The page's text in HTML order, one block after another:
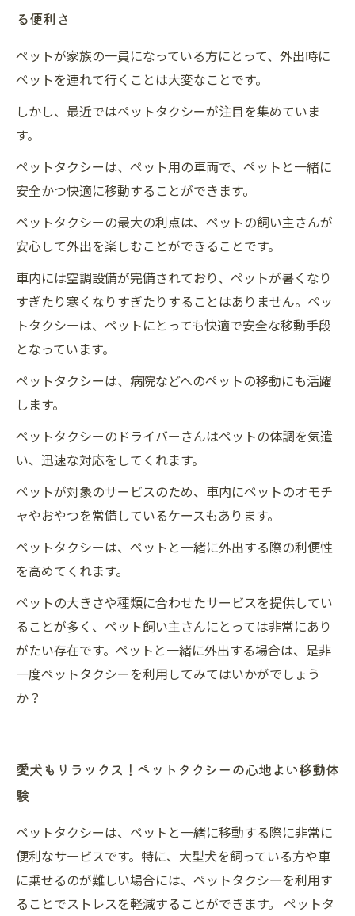
る便利さ
ペットが家族の一員になっている方にとって、外出時に
ペットを連れて行くことは大変なことです。
しかし、最近ではペットタクシーが注目を集めていま
す。
ペットタクシーは、ペット用の車両で、ペットと一緒に
安全かつ快適に移動することができます。
ペットタクシーの最大の利点は、ペットの飼い主さんが
安心して外出を楽しむことができることです。
車内には空調設備が完備されており、ペットが暑くなり
すぎたり寒くなりすぎたりすることはありません。ペッ
トタクシーは、ペットにとっても快適で安全な移動手段
となっています。
ペットタクシーは、病院などへのペットの移動にも活躍
します。
ペットタクシーのドライバーさんはペットの体調を気遣
い、迅速な対応をしてくれます。
ペットが対象のサービスのため、車内にペットのオモチ
ャやおやつを常備しているケースもあります。
ペットタクシーは、ペットと一緒に外出する際の利便性
を高めてくれます。
ペットの大きさや種類に合わせたサービスを提供してい
ることが多く、ペット飼い主さんにとっては非常にあり
がたい存在です。ペットと一緒に外出する場合は、是非
一度ペットタクシーを利用してみてはいかがでしょう
か？
愛犬もリラックス！ペットタクシーの心地よい移動体
験
ペットタクシーは、ペットと一緒に移動する際に非常に
便利なサービスです。特に、大型犬を飼っている方や車
に乗せるのが難しい場合には、ペットタクシーを利用す
ることでストレスを軽減することができます。 ペットタ